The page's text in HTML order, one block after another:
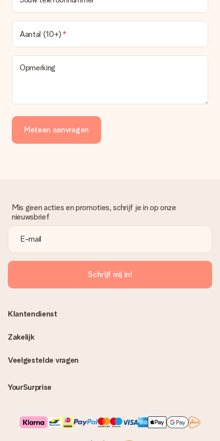
Aantal (10+)
Opmerking
Meteen aanvragen
Mis geen acties en promoties, schrijf je in op onze
nieuwsbrief
Schrijf mij in!
Veelgestelde vragen
YourSurprise
Klantendienst
Zakelijk